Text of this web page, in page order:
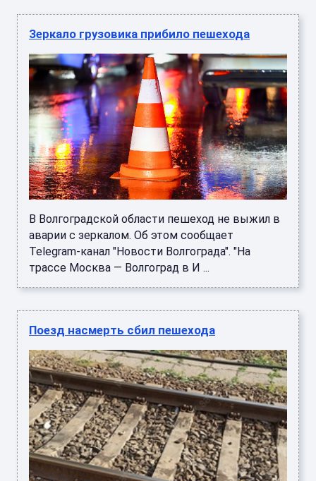
Зеркало грузовика прибило пешехода
В Волгоградской области пешеход не выжил в
аварии с зеркалом. Об этом сообщает
Telegram-канал "Новости Волгограда". "На
трассе Москва — Волгоград в И ...
Поезд насмерть сбил пешехода